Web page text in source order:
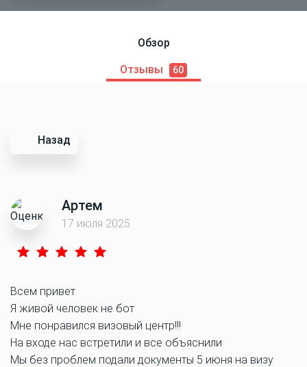
Обзор
Отзывы 60
Назад
Артем
17 июля 2025
Всем привет
Я живой человек не бот
Мне понравился визовый центр!!!
На входе нас встретили и все объяснили
Мы без проблем подали документы 5 июня на визу